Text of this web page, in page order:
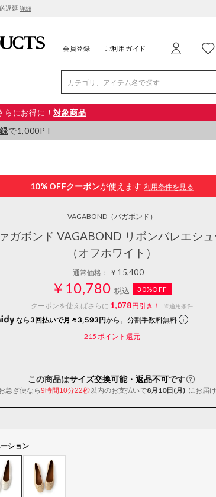
遅延 詳細
会員登録 ご利用ガイド
らにお得に！対象商品
で1,000PT
10% OFFクーポンが使えます 利用条件を見る
VAGABOND（バガボンド）
ガボンド VAGABOND リボンバレエシ
（オフホワイト）
通常価格：￥15,400
￥10,780 税込
30%OFF
クーポンを使えばさらに 1,078円引き！ ※適用条件
なら 3回払いで月々3,593円から。分割手数料無料
215 ポイント還元
この商品はサイズ交換可能・返品不可です
急ぎ便なら9時間10分22秒以内のお支払いで8月10日(月) にお届け
ション